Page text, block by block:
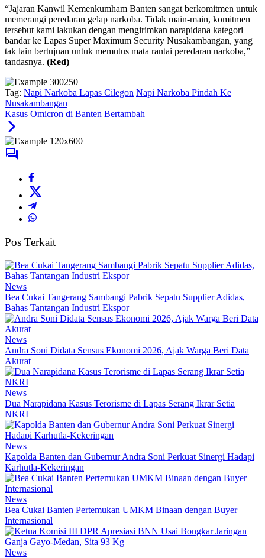
“Jajaran Kanwil Kemenkumham Banten sangat berkomitmen untuk
memerangi peredaran gelap narkoba. Tidak main-main, komitmen
tersebut kami lakukan dengan mengirimkan narapidana kategori
bandar ke Lapas Super Maximum Security Nusakambangan, yang
tak lain bertujuan untuk memutus mata rantai peredaran narkoba,”
tandasnya. (Red)
Tag: Napi Narkoba Lapas Cilegon Napi Narkoba Pindah Ke
Nusakambangan
Kasus Omicron di Banten Bertambah
Pos Terkait
News
Bea Cukai Tangerang Sambangi Pabrik Sepatu Supplier Adidas,
Bahas Tantangan Industri Ekspor
News
Andra Soni Didata Sensus Ekonomi 2026, Ajak Warga Beri Data
Akurat
News
Dua Narapidana Kasus Terorisme di Lapas Serang Ikrar Setia
NKRI
News
Kapolda Banten dan Gubernur Andra Soni Perkuat Sinergi Hadapi
Karhutla-Kekeringan
News
Bea Cukai Banten Pertemukan UMKM Binaan dengan Buyer
Internasional
News